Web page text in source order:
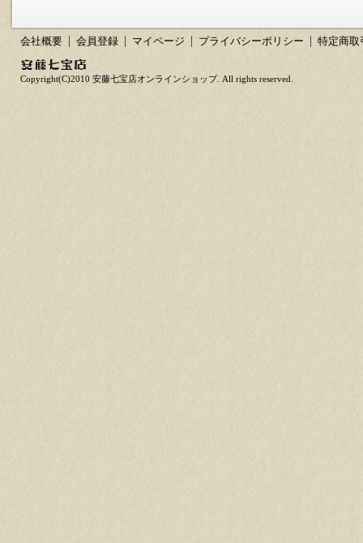
会社概要 会員登録 マイページ プライバシーポリシー 特定商取
Copyright(C)2010 安藤七宝店オンラインショップ. All rights reserved.